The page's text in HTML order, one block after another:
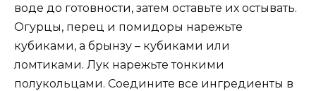
воде до готовности, затем оставьте их остывать.
Огурцы, перец и помидоры нарежьте
кубиками, а брынзу – кубиками или
ломтиками. Лук нарежьте тонкими
полукольцами. Соедините все ингредиенты в